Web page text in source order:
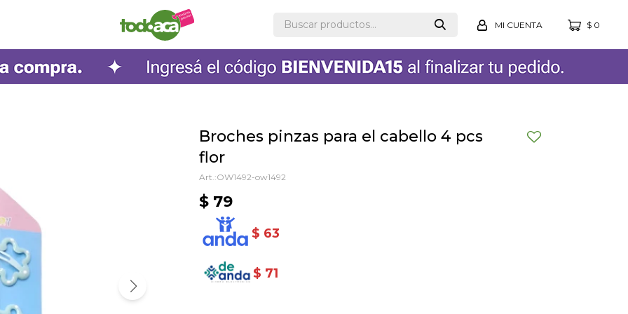
$ 0
Broches pinzas para el cabello 4 pcs
flor
OW1492-ow1492
$ 79
$ 63
$ 71